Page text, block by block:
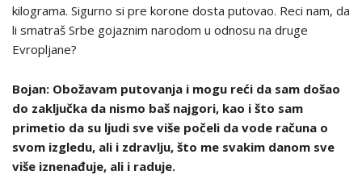
kilograma. Sigurno si pre korone dosta putovao. Reci nam, da
li smatraš Srbe gojaznim narodom u odnosu na druge
Evropljane?
Bojan: Obožavam putovanja i mogu reći da sam došao
do zaključka da nismo baš najgori, kao i što sam
primetio da su ljudi sve više počeli da vode računa o
svom izgledu, ali i zdravlju, što me svakim danom sve
više iznenađuje, ali i raduje.